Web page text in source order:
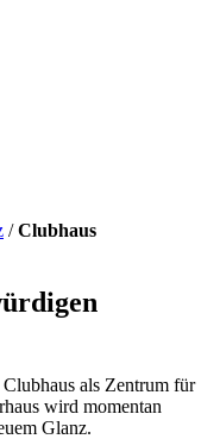
/Clubhaus
als Zentrum für
wird momentan
Glanz.